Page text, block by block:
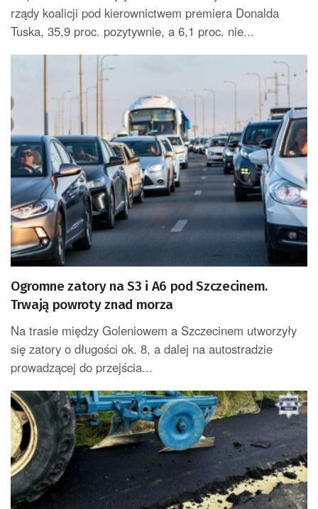
rządy koalicji pod kierownictwem premiera Donalda
Tuska, 35,9 proc. pozytywnie, a 6,1 proc. nie...
Ogromne zatory na S3 i A6 pod Szczecinem.
Trwają powroty znad morza
Na trasie między Goleniowem a Szczecinem utworzyły
się zatory o długości ok. 8, a dalej na autostradzie
prowadzącej do przejścia...